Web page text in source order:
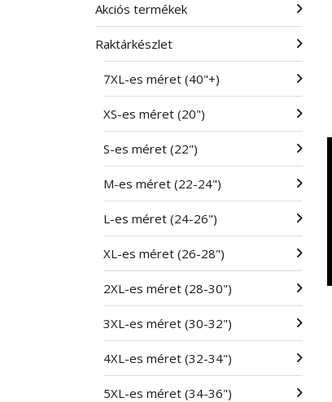
Akciós termékek
Raktárkészlet
7XL-es méret (40"+)
XS-es méret (20")
S-es méret (22")
M-es méret (22-24")
L-es méret (24-26")
XL-es méret (26-28")
2XL-es méret (28-30")
3XL-es méret (30-32")
4XL-es méret (32-34")
5XL-es méret (34-36")